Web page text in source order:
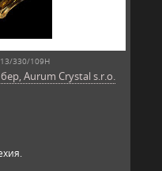
330/109H
Aurum Crystal s.r.o.